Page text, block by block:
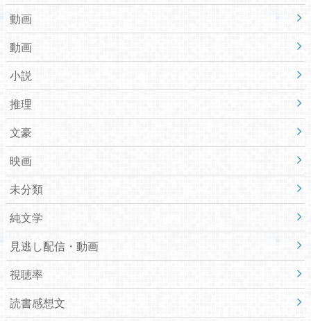
動画
動画
小説
推理
文豪
映画
未分類
純文学
見逃し配信・動画
視聴率
読書感想文